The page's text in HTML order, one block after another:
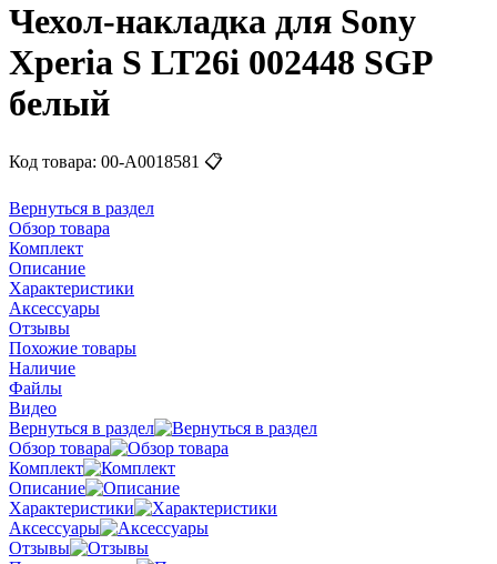
Чехол-накладка для Sony
Xperia S LT26i 002448 SGP
белый
Код товара: 00-А0018581 📋
Вернуться в раздел
Обзор товара
Комплект
Описание
Характеристики
Аксессуары
Отзывы
Похожие товары
Наличие
Файлы
Видео
Вернуться в раздел
Обзор товара
Комплект
Описание
Характеристики
Аксессуары
Отзывы